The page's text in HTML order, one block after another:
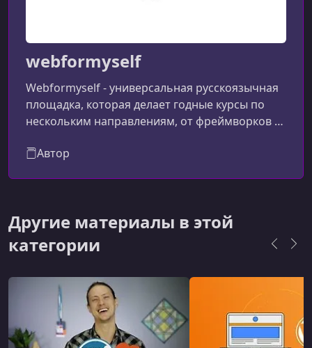
webformyself
Webformyself - универсальная русскоязычная
площадка, которая делает годные курсы по
нескольким направлениям, от фреймворков и
Автор
Другие материалы в этой
категории